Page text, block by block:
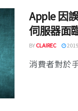
Apple 因
伺服器面
BYCLAIREC
消費者對於